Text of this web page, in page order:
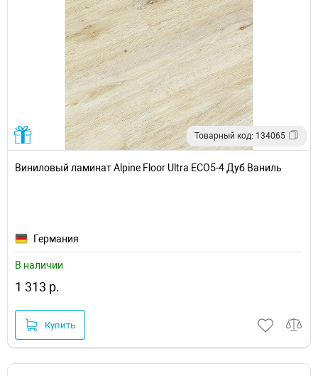
Товарный код: 134065
Виниловый ламинат Alpine Floor Ultra ECO5-4 Дуб Ваниль
Германия
В наличии
1 313 р.
Купить